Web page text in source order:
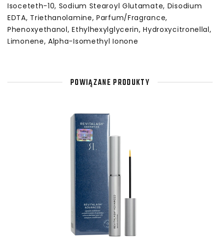
Isoceteth-10, Sodium Stearoyl Glutamate, Disodium
EDTA, Triethanolamine, Parfum/Fragrance,
Phenoxyethanol, Ethylhexylglycerin, Hydroxycitronellal,
Limonene, Alpha-Isomethyl Ionone
POWIĄZANE PRODUKTY